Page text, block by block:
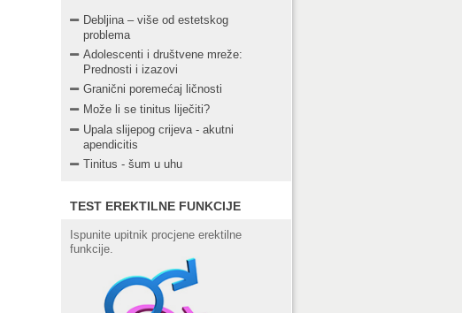
Debljina – više od estetskog
problema
Adolescenti i društvene mreže:
Prednosti i izazovi
Granični poremećaj ličnosti
Može li se tinitus liječiti?
Upala slijepog crijeva - akutni
apendicitis
Tinitus - šum u uhu
TEST EREKTILNE FUNKCIJE
Ispunite upitnik procjene erektilne
funkcije.